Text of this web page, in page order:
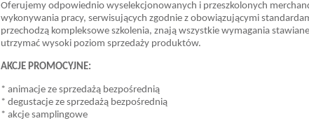
Oferujemy odpowiednio wyselekcjonowanych i przeszkolonych
wykonywania pracy, serwisujących zgodnie z obowiązującymi
przechodzą kompleksowe szkolenia, znają wszystkie wymagania
utrzymać wysoki poziom sprzedaży produktów.
AKCJE PROMOCYJNE:
* animacje ze sprzedażą bezpośrednią
* degustacje ze sprzedażą bezpośrednią
* akcje samplingowe